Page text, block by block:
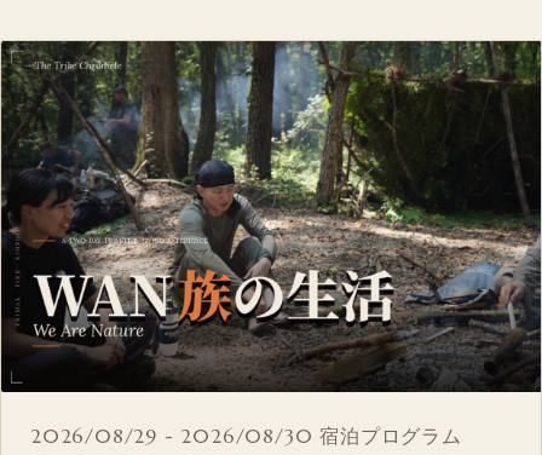
2026/08/29 - 2026/08/30宿泊プログラム